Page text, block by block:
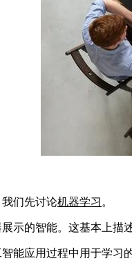
们先讨论机器学习 。
示的智能。这基本上描
智能应用过程中用于学习